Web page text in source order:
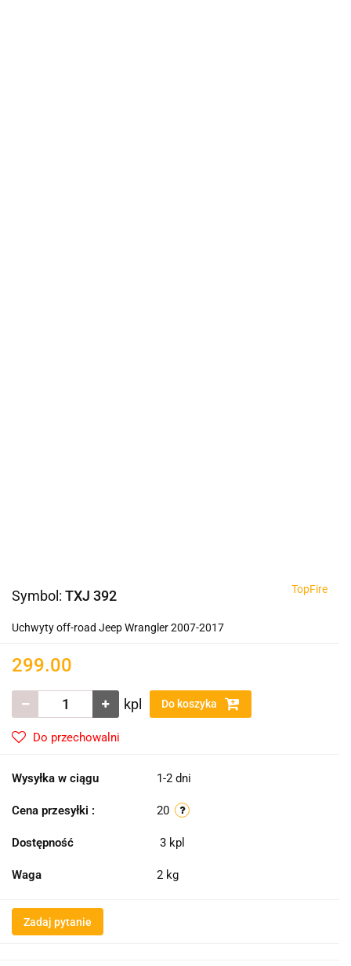
Symbol: TXJ 392 TopFire
Uchwyty off-road Jeep Wrangler 2007-2017
299.00
kpl Do koszyka
Do przechowalni
Wysyłka w ciągu 1-2 dni
Cena przesyłki : 20
Dostępność 3 kpl
Waga 2 kg
Zadaj pytanie